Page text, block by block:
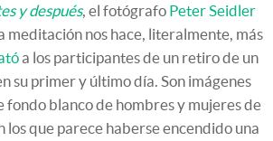
y después, el fotógrafo Peter Seidler
meditación nos hace, literalmente, más
a los participantes de un retiro de un
su primer y último día. Son imágenes
fondo blanco de hombres y mujeres de
los que parece haberse encendido una